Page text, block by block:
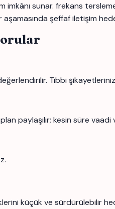
imkânı sunar. frekans
aşamasında şeffaf iletişim
Tıbbi
paylaşılır; kesin süre vaadi
küçük ve sürdürülebilir